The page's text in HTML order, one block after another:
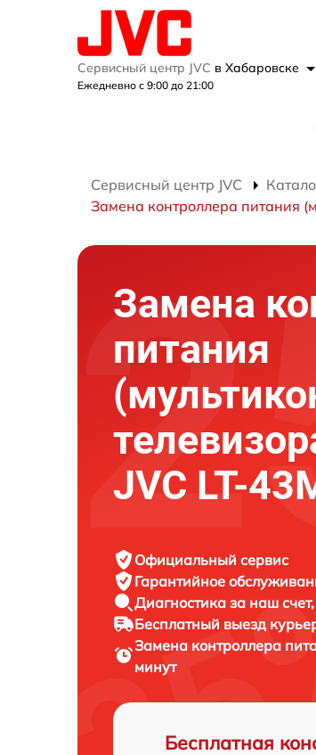
Сервисный центр JVC в Хабаровске
Ежедневно с 9:00 до 21:00
Сервисный центр JVC
Замена контроллера питания
Замена
питания
JVC LT-
Официальный сервис
Гарантийное
Диагностика за наш счет,
Бесплатный выезд
Замена контроллера
минут
Бесплатная